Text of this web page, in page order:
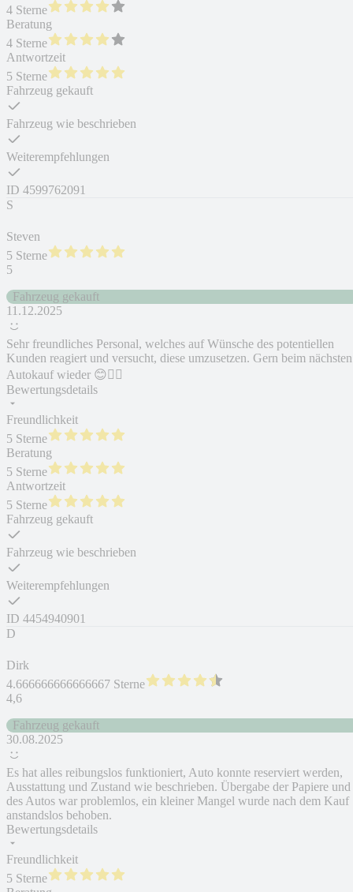
4 Sterne
Beratung
4 Sterne
Antwortzeit
5 Sterne
Fahrzeug gekauft
Fahrzeug wie beschrieben
Weiterempfehlungen
ID 4599762091
S
Steven
5 Sterne
5
Fahrzeug gekauft
11.12.2025
Sehr freundliches Personal, welches auf Wünsche des potentiellen
Kunden reagiert und versucht, diese umzusetzen. Gern beim nächsten
Autokauf wieder 😊👍🏼
Bewertungsdetails
Freundlichkeit
5 Sterne
Beratung
5 Sterne
Antwortzeit
5 Sterne
Fahrzeug gekauft
Fahrzeug wie beschrieben
Weiterempfehlungen
ID 4454940901
D
Dirk
4.666666666666667 Sterne
4,6
Fahrzeug gekauft
30.08.2025
Es hat alles reibungslos funktioniert, Auto konnte reserviert werden,
Ausstattung und Zustand wie beschrieben. Übergabe der Papiere und
des Autos war problemlos, ein kleiner Mangel wurde nach dem Kauf
anstandslos behoben.
Bewertungsdetails
Freundlichkeit
5 Sterne